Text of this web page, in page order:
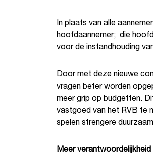
In plaats van alle
hoofdaannemer; die
voor de instandhouding
Door met deze nieuwe
vragen beter worden
meer grip op budgetten.
vastgoed van het RVB te
spelen strengere
Meer verantwoordelijkheid